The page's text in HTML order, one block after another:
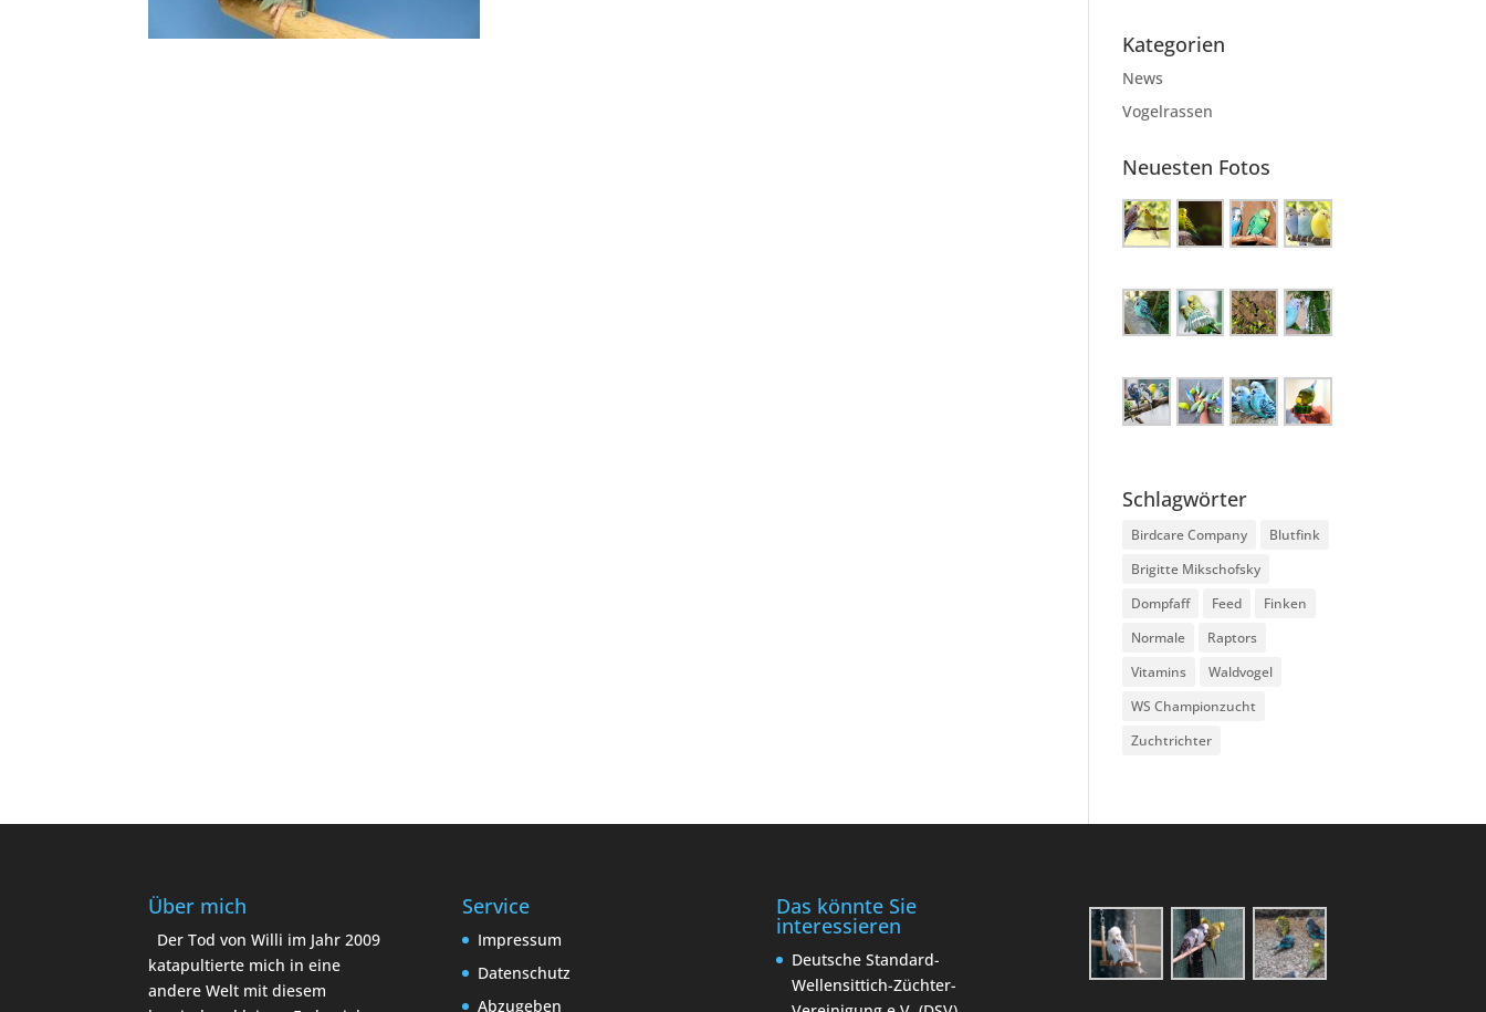
Kategorien
News
Vogelrassen
Neuesten Fotos
Schlagwörter
Birdcare Company
Blutfink
Brigitte Mikschofsky
Dompfaff
Feed
Finken
Normale
Raptors
Vitamins
Waldvogel
WS Championzucht
Zuchtrichter
Über mich
Der Tod von Willi im Jahr 2009
katapultierte mich in eine
andere Welt mit diesem
Service
Impressum
Datenschutz
Abzugeben
Das könnte Sie
interessieren
Deutsche Standard-
Wellensittich-Züchter-